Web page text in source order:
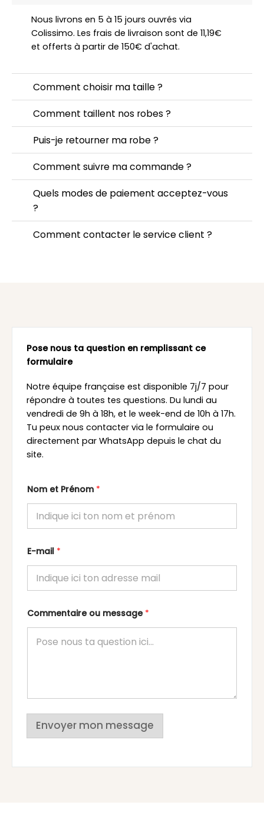
Nous livrons en 5 à 15 jours ouvrés via
Colissimo. Les frais de livraison sont de 11,19€
et offerts à partir de 150€ d'achat.
Comment choisir ma taille ?
Comment taillent nos robes ?
Puis-je retourner ma robe ?
Comment suivre ma commande ?
Quels modes de paiement acceptez-vous
?
Comment contacter le service client ?
Pose nous ta question en remplissant ce
formulaire
Notre équipe française est disponible 7j/7 pour
répondre à toutes tes questions. Du lundi au
vendredi de 9h à 18h, et le week-end de 10h à 17h.
Tu peux nous contacter via le formulaire ou
directement par WhatsApp depuis le chat du
site.
Nom et Prénom *
E-mail *
Commentaire ou message *
Envoyer mon message